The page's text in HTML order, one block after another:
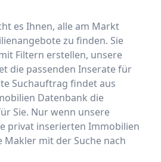
es Ihnen, alle am Markt
zu finden. Sie
Filtern erstellen, unsere
die passenden Inserate für
Suchauftrag findet aus
Datenbank die
Sie. Nur wenn unsere
privat inserierten Immobilien
mit der Suche nach